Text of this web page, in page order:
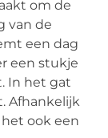
om de
van de
een dag
een stukje
In het gat
Afhankelijk
ook een